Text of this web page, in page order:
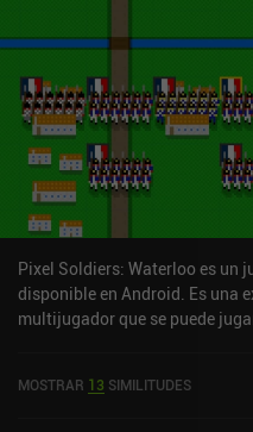
Pixel Soldiers: Waterloo es un
disponible en Android. Es una
multijugador que se puede
MOSTRAR 13 SIMILITUDES